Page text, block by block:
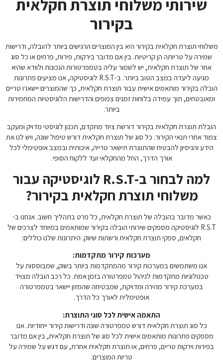
שירותי משלוחי תוצרת חקלאית
בקירור
משלוחי תוצרת חקלאית בקירור היא בין המוצרים הרגישים ביותר להובלה, ודרישות
שמירה על טריותה הן קריטיות. בין אם מדובר בירקות, פירות, פרחים או כל סוג
אחר של תוצרת חקלאית, יש לשמור עליה בטמפרטורות הנכונות ולוודא שהיא
מגיעה ליעדה במצב הטוב ביותר. ב-R.S.T לוגיסטיקה, אנו מציעים פתרונות
הובלה בקירור מותאמים אישית עבור תוצרת חקלאית, כך שהמוצרים יישארו טריים
ומאובטחים, תוך עמידה בלוחות זמנים צפופים והדרישות הלוגיסטיות המחמירות
ביותר.
הובלת תוצרת חקלאית בקירור דורשת ציוד מתקדם, תכנון לוגיסטי מדויק ומעקב
צמוד אחרי תנאי הקירור. כל סוג של תוצרת חקלאית דורש טיפול שונה, ויש לנו את
הידע והניסיון להבטיח שהתוצרת תישאר טרייה, איכותית ובמצב אופטימלי לכל
אורך הדרך, החל מהחקלאי ועד ללקוח הסופי.
למה לבחור ב-R.S.T לוגיסטיקה עבור
משלוחי תוצרת חקלאית בקירור?
כאשר מדובר בהובלה של תוצרת חקלאית, כל פרט בתהליך חשוב. אנחנו ב-
R.S.T לוגיסטיקה מספקים שירותי הובלה בקירור שמותאמים במיוחד לצרכים של
חקלאים, ספקי תוצרת חקלאית ורשתות שיווק. היתרונות שלנו כוללים:
מערכות קירור מתקדמות:
אנו משתמשים במערכות קירור מהמתקדמות ביותר בשוק, שמבוססות על
טכנולוגיות מתקדמות לניהול טמפרטורה בזמן אמת. כל רכב הובלה מצויד
במערכת קירור מהירה ומדויקת, שמבטיחה שהמזון יישאר בטמפרטורה
אופטימלית לאורך כל הדרך.
התאמה אישית לכל סוגי התוצרת:
כל סוג תוצרת חקלאית דורש טמפרטורה שונה ודרישות קירור ייחודיות. אנו
מספקים פתרונות מותאמים אישית לכל סוג של תוצרת חקלאית, בין אם מדובר
בפירות וירקות טריים, פרחים, או תוצרת חקלאית אחרת, עם דגש על שמירה על
טריות המוצרים.